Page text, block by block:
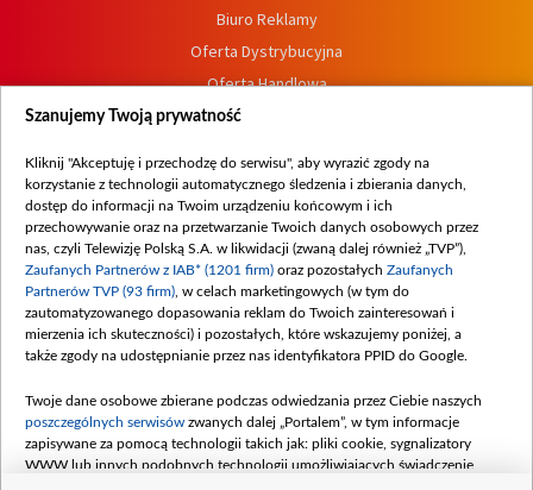
Biuro Reklamy
Oferta Dystrybucyjna
Oferta Handlowa
Dostępność
Procedura zgłoszeń wewnętrznych
Szanujemy Twoją prywatność
Kliknij "Akceptuję i przechodzę do serwisu", aby wyrazić zgody na
korzystanie z technologii automatycznego śledzenia i zbierania danych,
dostęp do informacji na Twoim urządzeniu końcowym i ich
przechowywanie oraz na przetwarzanie Twoich danych osobowych przez
nas, czyli Telewizję Polską S.A. w likwidacji (zwaną dalej również „TVP”),
Zaufanych Partnerów z IAB* (1201 firm) oraz pozostałych Zaufanych
Partnerów TVP (93 firm) , w celach marketingowych (w tym do
zautomatyzowanego dopasowania reklam do Twoich zainteresowań i
mierzenia ich skuteczności) i pozostałych, które wskazujemy poniżej, a
także zgody na udostępnianie przez nas identyfikatora PPID do Google.
Twoje dane osobowe zbierane podczas odwiedzania przez Ciebie naszych
poszczególnych serwisów zwanych dalej „Portalem”, w tym informacje
zapisywane za pomocą technologii takich jak: pliki cookie, sygnalizatory
WWW lub innych podobnych technologii umożliwiających świadczenie